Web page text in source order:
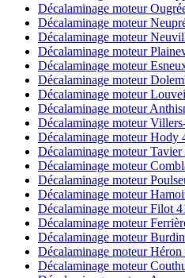
Décalaminage moteur
Décalaminage moteur
Décalaminage moteur
Décalaminage moteur
Décalaminage moteur
Décalaminage moteur
Décalaminage moteur
Décalaminage moteur
Décalaminage moteur
Décalaminage moteur Hody
Décalaminage moteur Tavier
Décalaminage moteur
Décalaminage moteur
Décalaminage moteur
Décalaminage moteur Filot
Décalaminage moteur
Décalaminage moteur
Décalaminage moteur Héron
Décalaminage moteur